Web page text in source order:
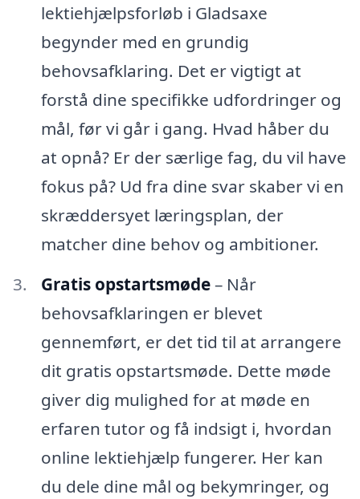
lektiehjælpsforløb i Gladsaxe
begynder med en grundig
behovsafklaring. Det er vigtigt at
forstå dine specifikke udfordringer og
mål, før vi går i gang. Hvad håber du
at opnå? Er der særlige fag, du vil have
fokus på? Ud fra dine svar skaber vi en
skræddersyet læringsplan, der
matcher dine behov og ambitioner.
Gratis opstartsmøde– Når
behovsafklaringen er blevet
gennemført, er det tid til at arrangere
dit gratis opstartsmøde. Dette møde
giver dig mulighed for at møde en
erfaren tutor og få indsigt i, hvordan
online lektiehjælp fungerer. Her kan
du dele dine mål og bekymringer, og